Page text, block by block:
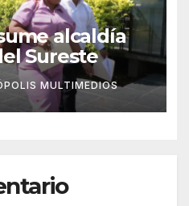
alcaldía
Sureste
MULTIMEDIOS